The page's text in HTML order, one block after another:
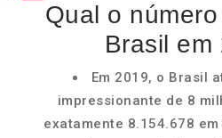
Qual o
Brasil em
Em 2019, o Brasil
impressionante de 8
exatamente 8.154.678